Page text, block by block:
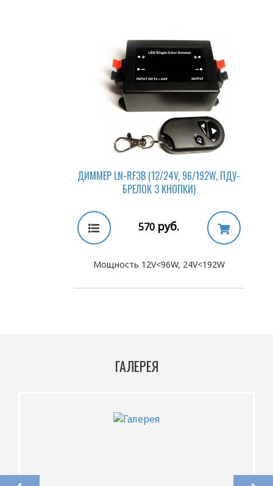
ДИММЕР LN-RF3B (12/24V, 96/192W, ПДУ-
БРЕЛОК 3 КНОПКИ)
570 руб.
Мощность 12V<96W, 24V<192W
ГАЛЕРЕЯ